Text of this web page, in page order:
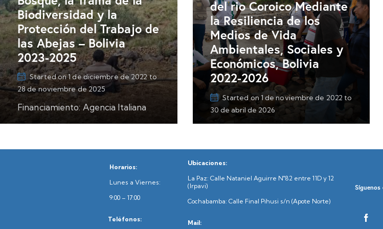
Biodiversidad y la
Protección del Trabajo de
las Abejas – Bolivia
2023-2025
Started on1 de diciembre de 2022to
28 de noviembre de 2025
Financiamiento: Agencia Italiana
para la Cooperación al Desarrollo
Resultados Objetivo: El objetivo
del proyecto es proteger el
fortalecimiento de iniciativas de
del rio Coroico Mediante
la Resiliencia de los
Medios de Vida
Ambientales, Sociales y
Económicos, Bolivia
2022-2026
Started on1 de noviembre de 2022 to
30 de abril de 2026
Descripción/Principales Resultados
Objetivo: El proyecto tiene el
Horarios:
Lunes a Viernes:
9:00 – 17:00
Teléfonos:
Ubicaciones:
La Paz: Calle Nataniel Aguirre N°82 entre 11D y 12
(Irpavi)
Cochabamba: Calle Final Pihusi s/n (Apote Norte)
Mail:
Síguenos